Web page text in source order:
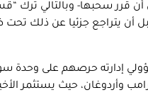
قرر سحبها- وبالتالي ترك
قبل أن يتراجع جزئيا عن ذلك
إدارته حرصهم على وحدة
وأردوغان، حيث يستثمر